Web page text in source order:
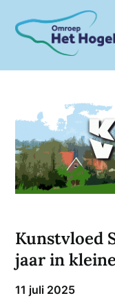
content
Kunstvloed
jaar in
11 juli 2025